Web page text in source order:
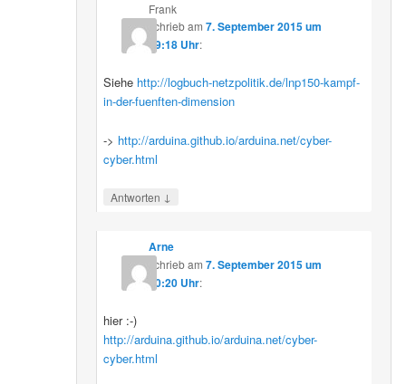
Frank
schriebam 7. September 2015 um
19:18 Uhr:
Siehe http://logbuch-netzpolitik.de/lnp150-kampf-
in-der-fuenften-dimension
-> http://arduina.github.io/arduina.net/cyber-
cyber.html
Antworten ↓
Arne
schriebam 7. September 2015 um
20:20 Uhr:
hier :-)
http://arduina.github.io/arduina.net/cyber-
cyber.html